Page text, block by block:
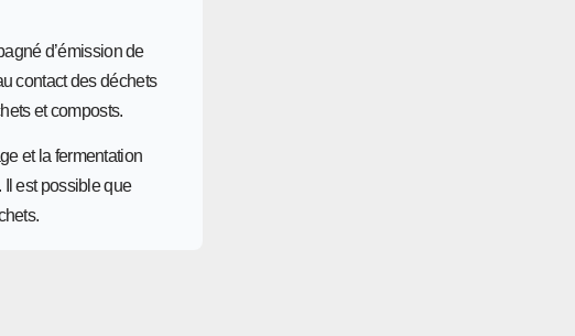
d’émission de
contact des déchets
et composts.
et la fermentation
est possible que